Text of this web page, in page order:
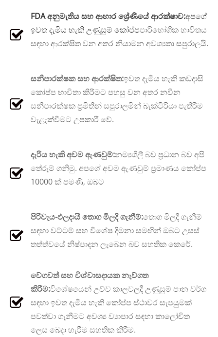
FDA අනුමැතිය සහ ආහාර ශ්‍රේණියේ ආරක්ෂාව:අපගේ
ඉවත දැමිය හැකි උණුසුම් කෝප්පපාරිභෝගික භාවිතය
සඳහා ආරක්ෂිත වන අතර නියාමන අවශ්‍යතා සපුරාලයි.
සනීපාරක්ෂක සහ ආරක්ෂිත:ඉවත දැමිය හැකි කඩදාසි
කෝප්ප භාවිතා කිරීමට පහසු වන අතර නවීන
සනීපාරක්ෂක ප්‍රමිතීන් සපුරාලමින් බැක්ටීරියා පැතිරීම
වැළැක්වීමට උපකාරී වේ.
දැරිය හැකි අවම ඇණවුම්:නම්‍යශීලී බව ප්‍රධාන බව අපි
තේරුම් ගනිමු. අපගේ අවම ඇණවුම් ප්‍රමාණය කෝප්ප
10000 ක් පමණි, ඔබට
පිරිවැය-ඵලදායී තොග මිලදී ගැනීම්:තොග මිලදී ගැනීම්
සඳහා වට්ටම් සහ විශේෂ දීමනා සමඟින් ඔබට උසස්
තත්ත්වයේ නිෂ්පාදන ලැබෙන බව සහතික කෙරේ.
වේගවත් සහ විශ්වාසදායක නැව්ගත
කිරීම:විශේෂයෙන් උච්ච කාලවලදී උණුසුම් පාන වර්ග
සඳහා ඉවත දැමිය හැකි කෝප්ප ස්ථාවර සැපයුමක්
පවත්වා ගැනීමට අවශ්‍ය ව්‍යාපාර සඳහා කාලෝචිත
ලෙස බෙදා හැරීම සහතික කිරීම.